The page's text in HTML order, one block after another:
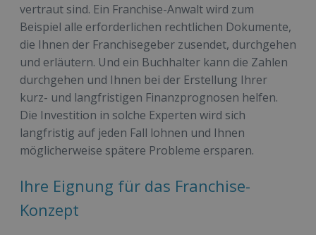
vertraut sind. Ein Franchise-Anwalt wird zum
Beispiel alle erforderlichen rechtlichen Dokumente,
die Ihnen der Franchisegeber zusendet, durchgehen
und erläutern. Und ein Buchhalter kann die Zahlen
durchgehen und Ihnen bei der Erstellung Ihrer
kurz- und langfristigen Finanzprognosen helfen.
Die Investition in solche Experten wird sich
langfristig auf jeden Fall lohnen und Ihnen
möglicherweise spätere Probleme ersparen.
Ihre Eignung für das Franchise-
Konzept